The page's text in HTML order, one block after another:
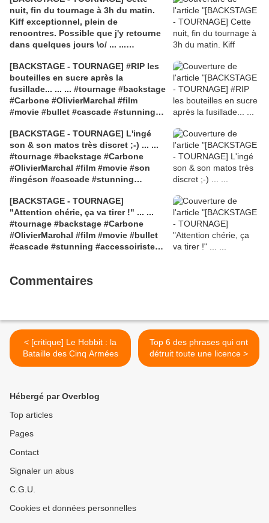
nuit, fin du tournage à 3h du matin.
Kiff exceptionnel, plein de
rencontres. Possible que j'y retourne
dans quelques jours \o/ ... ...
#OlivierMarchal #film #movie
#accessoiriste #justcinema
[BACKSTAGE - TOURNAGE] #RIP les
bouteilles en sucre après la
fusillade... ... ... #tournage #backstage
#Carbone #OlivierMarchal #film
#movie #bullet #cascade #stunning
[BACKSTAGE - TOURNAGE] L'ingé
son & son matos très discret ;-) ... ...
#tournage #backstage #Carbone
#OlivierMarchal #film #movie #son
#ingéson #cascade #stunning
[BACKSTAGE - TOURNAGE]
"Attention chérie, ça va tirer !" ... ...
#tournage #backstage #Carbone
#OlivierMarchal #film #movie #bullet
#cascade #stunning #accessoiriste
Commentaires
< [critique] Le Hobbit : la
Bataille des Cinq Armées
Top 6 des phrases qui ont
détruit toute une licence >
Hébergé par Overblog
Top articles
Pages
Contact
Signaler un abus
C.G.U.
Cookies et données personnelles